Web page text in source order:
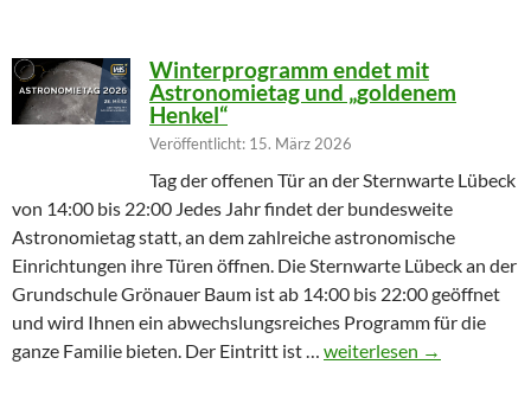
Winterprogramm endet mit
Astronomietag und „goldenem
Henkel“
Veröffentlicht: 15. März 2026
Tag der offenen Tür an der Sternwarte Lübeck
von 14:00 bis 22:00 Jedes Jahr findet der bundesweite
Astronomietag statt, an dem zahlreiche astronomische
Einrichtungen ihre Türen öffnen. Die Sternwarte Lübeck an der
Grundschule Grönauer Baum ist ab 14:00 bis 22:00 geöffnet
und wird Ihnen ein abwechslungsreiches Programm für die
ganze Familie bieten. Der Eintritt ist … Winterprogramm endet
weiterlesen →